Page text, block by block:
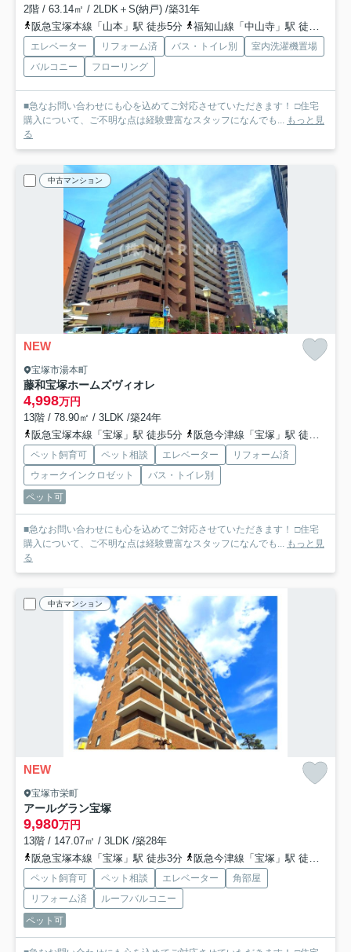
2階 / 63.14㎡ / 2LDK＋S(納戸) /築31年
阪急宝塚本線「山本」駅 徒歩5分
福知山線「中山寺」駅 徒歩19分
エレベーター リフォーム済 バス・トイレ別
室内洗濯機置場
バルコニー
フローリング
■急なお問い合わせにも心を込めてご対応させていただきます！ □住宅
購入について、ご不明な点は経験豊富なスタッフになんでも... もっと見
る
中古マンション
NEW
宝塚市湯本町
藤和宝塚ホームズヴィオレ
4,998万円
13階 / 78.90㎡ / 3LDK /築24年
阪急宝塚本線「宝塚」駅 徒歩5分
阪急今津線「宝塚」駅 徒歩5分
ペット飼育可 ペット相談 エレベーター
リフォーム済
ウォークインクロゼット
バス・トイレ別
ペット可
■急なお問い合わせにも心を込めてご対応させていただきます！ □住宅
購入について、ご不明な点は経験豊富なスタッフになんでも... もっと見
る
中古マンション
NEW
宝塚市栄町
アールグラン宝塚
9,980万円
13階 / 147.07㎡ / 3LDK /築28年
阪急宝塚本線「宝塚」駅 徒歩3分
阪急今津線「宝塚」駅 徒歩3分
ペット飼育可 ペット相談 エレベーター
角部屋
リフォーム済
ルーフバルコニー
ペット可